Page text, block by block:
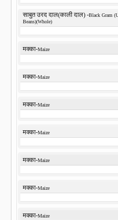
साबुत उरद दाल(काली दाल) -Black Gram
Beans)(Whole)
मक्का-Maize
मक्का-Maize
मक्का-Maize
मक्का-Maize
मक्का-Maize
मक्का-Maize
मक्का-Maize